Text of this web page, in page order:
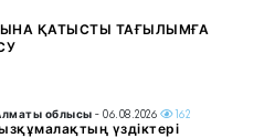
ҚАТЫСТЫ ТАҒЫЛЫМҒА
облысы - 06.08.2026 162
үздіктері